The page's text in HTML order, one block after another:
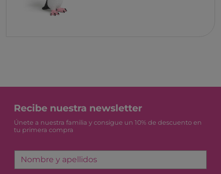
Recibe nuestra newsletter
Únete a nuestra familia y consigue un 10% de descuento en
tu primera compra
Nombre y apellidos